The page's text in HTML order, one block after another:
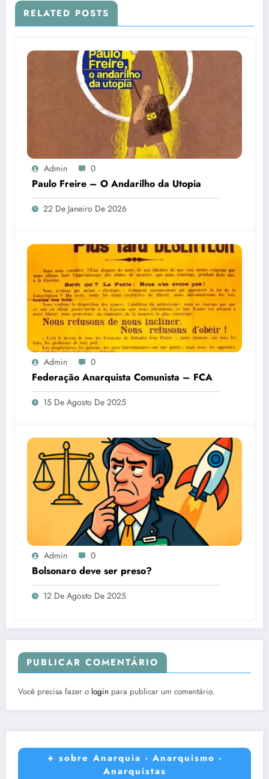
RELATED POSTS
Admin 0
Paulo Freire – O Andarilho da Utopia
22 De Janeiro De 2026
Admin 0
Federação Anarquista Comunista – FCA
15 De Agosto De 2025
Admin 0
Bolsonaro deve ser preso?
12 De Agosto De 2025
PUBLICAR COMENTÁRIO
Você precisa fazer o login para publicar um comentário.
+ sobre Anarquia - Anarquismo -
Anarquistas